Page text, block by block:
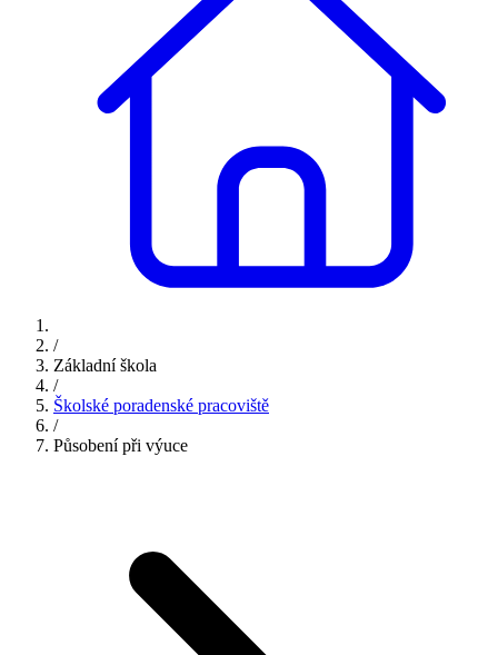
/
Základní škola
/
Školské poradenské pracoviště
/
Působení při výuce